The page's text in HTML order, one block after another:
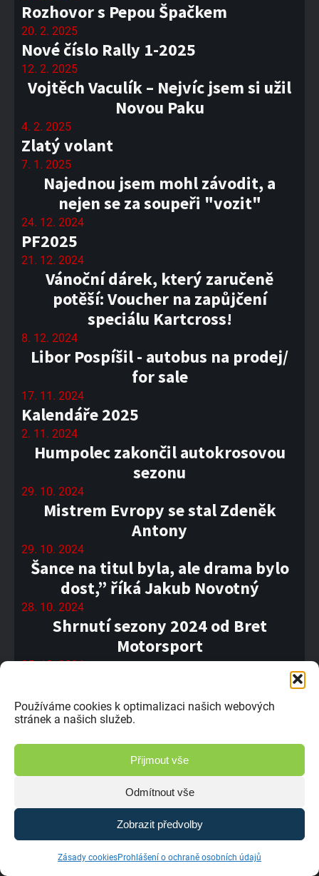
Používáme cookies k optimalizaci našich webových
stránek a našich služeb.
Přijmout vše
Odmítnout vše
Zobrazit předvolby
Zásady cookiesProhlášení o ochraně osobních údajů
Rozhovor s Pepou Špačkem
20. 2. 2025
Nové číslo Rally 1-2025
12. 2. 2025
Vojtěch Vaculík – Nejvíc jsem si užil
Novou Paku
4. 2. 2025
Zlatý volant
7. 1. 2025
Najednou jsem mohl závodit, a
nejen se za soupeři "vozit"
24. 12. 2024
PF2025
21. 12. 2024
Vánoční dárek, který zaručeně
potěší: Voucher na zapůjčení
speciálu Kartcross!
8. 12. 2024
Libor Pospíšil - autobus na prodej/
for sale
17. 11. 2024
Kalendáře 2025
2. 11. 2024
Humpolec zakončil autokrosovou
sezonu
29. 10. 2024
Mistrem Evropy se stal Zdeněk
Antony
29. 10. 2024
Šance na titul byla, ale drama bylo
dost,” říká Jakub Novotný
28. 10. 2024
Shrnutí sezony 2024 od Bret
Motorsport
25. 10. 2024
nová mistryně republiky Eliška Plná
24. 10. 2024
Josef Švorc: Mollerussa byla velmi
technická
Martin Kolomý: Letos jsem byl černý
kůň
18. 10. 2024
Setkání mistrů Humpolec 2024